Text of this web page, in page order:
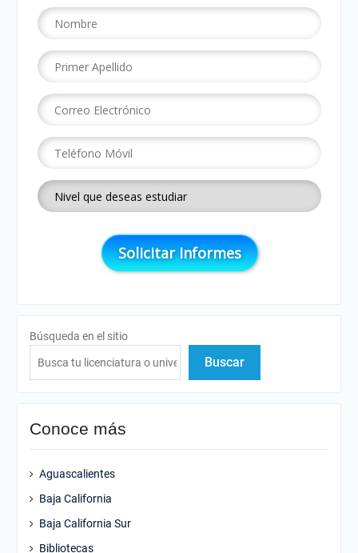
Búsqueda en el sitio
Buscar
Conoce más
Aguascalientes
Baja California
Baja California Sur
Bibliotecas